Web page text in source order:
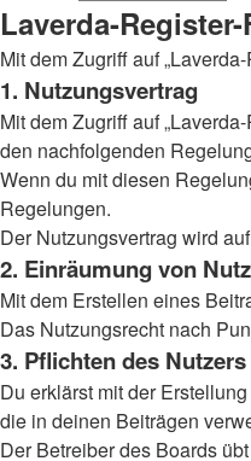
Laverda-
Mit dem Zugriff auf
1. Nutzungsvertrag
Mit dem Zugriff auf
den nachfolgenden
Wenn du mit diesen
Regelungen.
Der Nutzungsvertrag wird
2. Einräumung von
Mit dem Erstellen eines
Das Nutzungsrecht nach
3. Pflichten des Nutzers
Du erklärst mit der
die in deinen Beiträgen
Der Betreiber des Boards